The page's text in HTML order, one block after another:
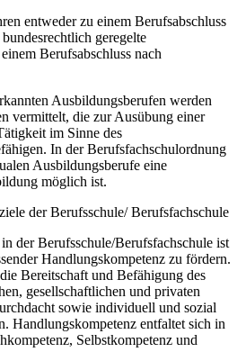
entweder zu einem Berufsabschluss
geregelte
Berufsabschluss nach
Ausbildungsberufen werden
vermittelt, die zur Ausübung einer
im Sinne des
In der Berufsfachschulordnung
Ausbildungsberufe eine
möglich ist.
der Berufsschule/ Berufsfachschule
der Berufsschule/Berufsfachschule ist
Handlungskompetenz zu fördern.
Bereitschaft und Befähigung des
gesellschaftlichen und privaten
sowie individuell und sozial
Handlungskompetenz entfaltet sich in
Selbstkompetenz und